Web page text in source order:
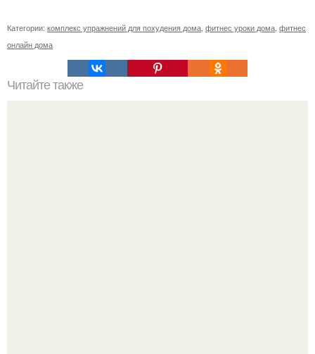
Категории: комплекс упражнений для похудения дома фитнес уроки дома фитнес
онлайн дома
Читайте также